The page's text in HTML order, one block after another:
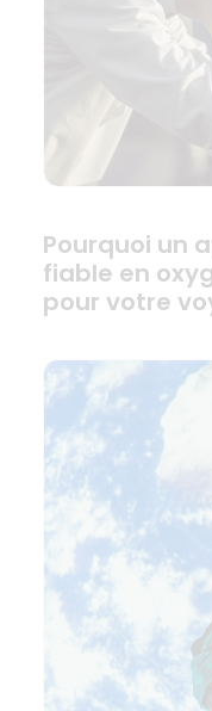
Pourquoi un
fiable en
pour votre